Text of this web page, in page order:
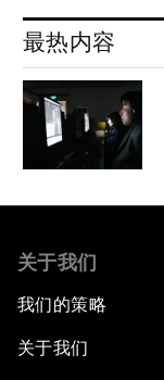
最热内容
关于我们
我们的策略
关于我们